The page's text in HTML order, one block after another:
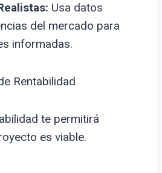
Usa datos
del mercado para
informadas.
Rentabilidad
te permitirá
es viable.